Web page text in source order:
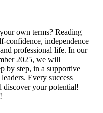
own terms? Reading
confidence, independence
professional life. In our
2025, we will
by step, in a supportive
Every success
discover your potential!